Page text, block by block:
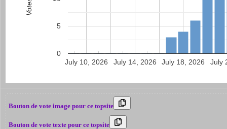
July 10, 2026 July 14, 2026 July 18, 2026 July
0
5
Votes
Bouton de vote image pour ce topsite
Bouton de vote texte pour ce topsite